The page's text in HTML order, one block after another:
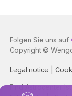
Copyright ©
Legal notice
Folgen Sie uns auf
Find Astrocenter